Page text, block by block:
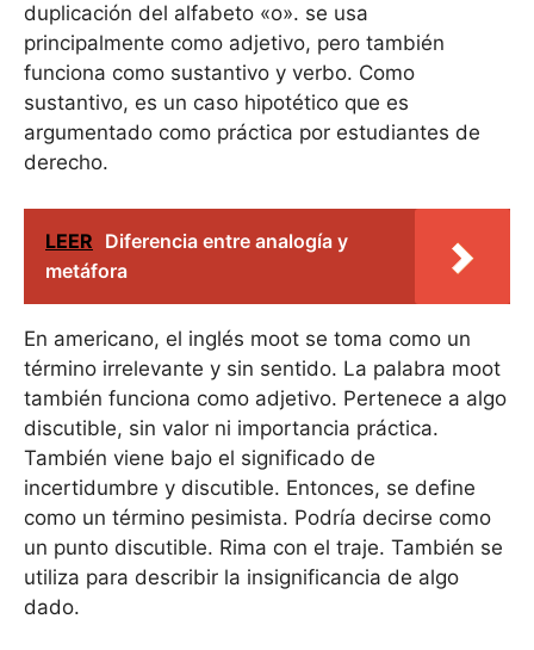
duplicación del alfabeto «o». se usa
principalmente como adjetivo, pero también
funciona como sustantivo y verbo. Como
sustantivo, es un caso hipotético que es
argumentado como práctica por estudiantes de
derecho.
LEER Diferencia entre analogía y
metáfora
En americano, el inglés moot se toma como un
término irrelevante y sin sentido. La palabra moot
también funciona como adjetivo. Pertenece a algo
discutible, sin valor ni importancia práctica.
También viene bajo el significado de
incertidumbre y discutible. Entonces, se define
como un término pesimista. Podría decirse como
un punto discutible. Rima con el traje. También se
utiliza para describir la insignificancia de algo
dado.